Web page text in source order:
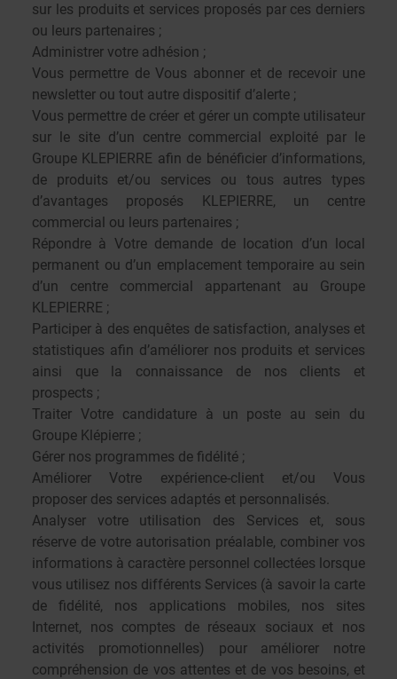
sur les produits et services proposés par ces derniers
ou leurs partenaires ;
Administrer votre adhésion ;
Vous permettre de Vous abonner et de recevoir une
newsletter ou tout autre dispositif d’alerte ;
Vous permettre de créer et gérer un compte utilisateur
sur le site d’un centre commercial exploité par le
Groupe KLEPIERRE afin de bénéficier d’informations,
de produits et/ou services ou tous autres types
d’avantages proposés KLEPIERRE, un centre
commercial ou leurs partenaires ;
Répondre à Votre demande de location d’un local
permanent ou d’un emplacement temporaire au sein
d’un centre commercial appartenant au Groupe
KLEPIERRE ;
Participer à des enquêtes de satisfaction, analyses et
statistiques afin d’améliorer nos produits et services
ainsi que la connaissance de nos clients et
prospects ;
Traiter Votre candidature à un poste au sein du
Groupe Klépierre ;
Gérer nos programmes de fidélité ;
Améliorer Votre expérience-client et/ou Vous
proposer des services adaptés et personnalisés.
Analyser votre utilisation des Services et, sous
réserve de votre autorisation préalable, combiner vos
informations à caractère personnel collectées lorsque
vous utilisez nos différents Services (à savoir la carte
de fidélité, nos applications mobiles, nos sites
Internet, nos comptes de réseaux sociaux et nos
activités promotionnelles) pour améliorer notre
compréhension de vos attentes et de vos besoins, et